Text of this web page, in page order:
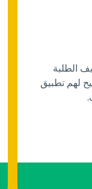
الطلبة
لهم تطبيق